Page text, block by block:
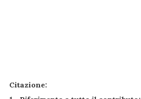
Citazione: